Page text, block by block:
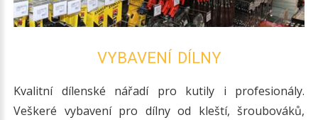
VYBAVENÍ DÍLNY
Kvalitní dílenské nářadí pro kutily i profesionály.
Veškeré vybavení pro dílny od kleští, šroubováků,